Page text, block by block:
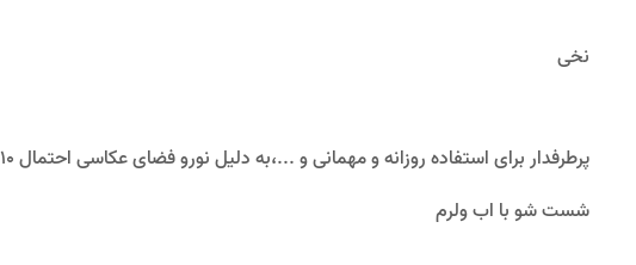
نخی
پرطرفدار برای استفاده روزانه و مهمانی و ...،به دلیل نورو فضای عکاسی احتمال 10%اختلاف رنگ وجود دارد
شست شو با اب ولرم